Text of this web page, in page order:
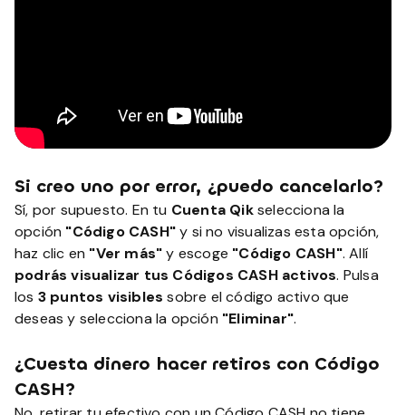
Si creo uno por error, ¿puedo cancelarlo?
Sí, por supuesto. En tu Cuenta Qikselecciona la
opción "Código CASH"y si no visualizas esta opción,
haz clic en "Ver más"y escoge "Código CASH". Allí
podrás visualizar tus Códigos CASH activos. Pulsa
los 3 puntos visibles sobre el código activo que
deseas y selecciona la opción "Eliminar".
¿Cuesta dinero hacer retiros con Código
CASH?